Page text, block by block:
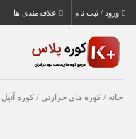
ورود / ثبت نام علاقه‌مندی ها
خانه /کوره های حرارتی /کوره آنیل